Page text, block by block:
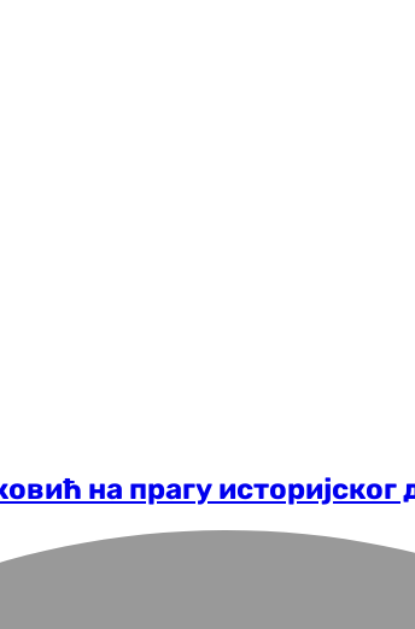
на прагу историјског